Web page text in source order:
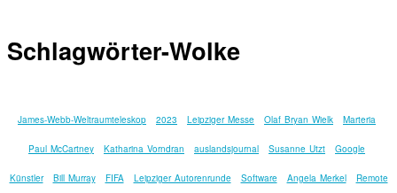
Schlagwörter-Wolke
James-Webb-Weltraumteleskop 2023 Leipziger Messe Olaf Bryan Wielk Marteria
Paul McCartney Katharina Vorndran auslandsjournal Susanne Utzt Google
Künstler Bill Murray FIFA Leipziger Autorenrunde Software Angela Merkel Remote